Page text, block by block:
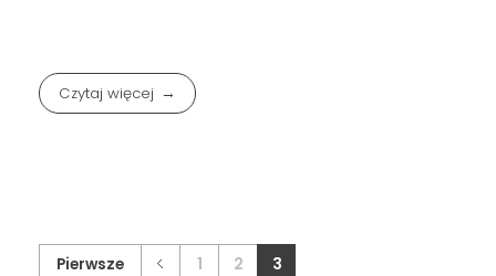
Czytaj więcej
Pierwsze 1 2 3